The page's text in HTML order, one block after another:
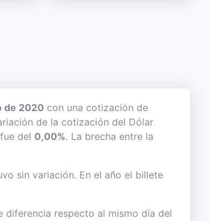
de 2020 con una cotización de
de la cotización del Dólar
del 0,00%. La brecha entre la
sin variación. En el año el billete
diferencia respecto al mismo día del